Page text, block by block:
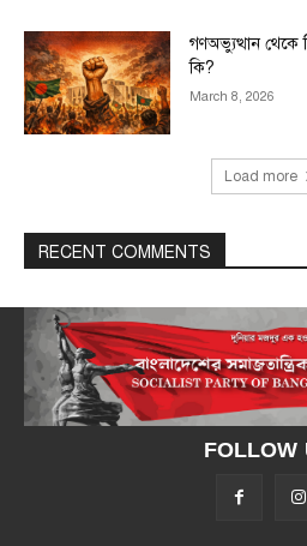
গণঅভ্যুত্থান থেকে
কি?
March 8, 2026
Load more
RECENT COMMENTS
FOLLOW